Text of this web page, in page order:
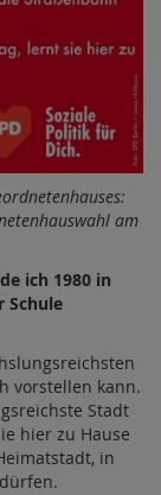
am
ich 1980 in
Schule
vorstellen kann.
Stadt
hier zu Hause
in